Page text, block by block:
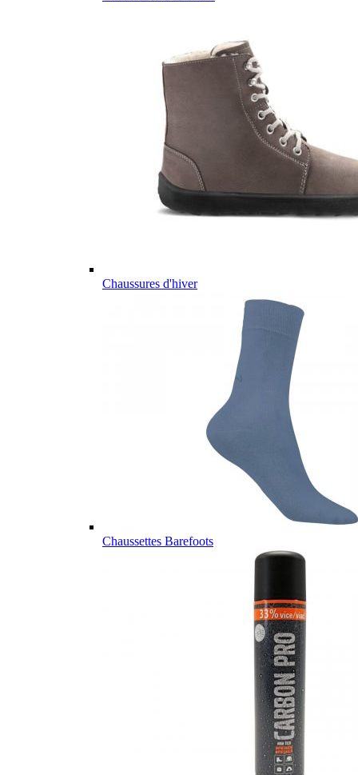
Chaussures d'hiver
Chaussettes Barefoots